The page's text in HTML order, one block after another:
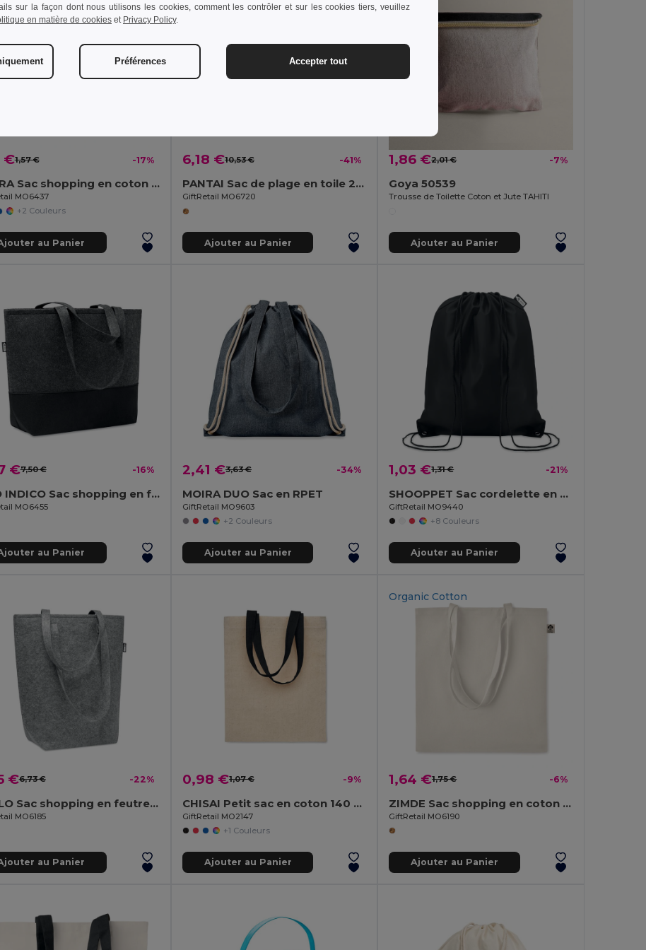
€1,57 € -17%
ZEVRA Sac shopping en coton 140 gr/m²
MO6437
+2 Couleurs
au Panier
6,18 €10,53 € -41%
PANTAI Sac de plage en toile 280 gr/m
GiftRetail MO6720
Ajouter au Panier
1,86 €2,01 € -7%
Goya 50539
Trousse de Toilette Coton et Jute TAHITI
Ajouter au Panier
€7,50 € -16%
DUO INDICO Sac shopping en feutre RPET
MO6455
au Panier
2,41 €3,63 € -34%
MOIRA DUO Sac en RPET
GiftRetail MO9603
+2 Couleurs
Ajouter au Panier
1,03 €1,31 € -21%
SHOOPPET Sac cordelette en PET 190gr
GiftRetail MO9440
+8 Couleurs
Ajouter au Panier
€6,73 € -22%
TASLO Sac shopping en feutre RPET
MO6185
au Panier
0,98 €1,07 € -9%
CHISAI Petit sac en coton 140 gr/m²
GiftRetail MO2147
+1 Couleurs
Ajouter au Panier
Organic Cotton
1,64 €1,75 € -6%
ZIMDE Sac shopping en coton organique
GiftRetail MO6190
Ajouter au Panier
sur la façon dont nous utilisons les cookies, comment les contrôler et sur les cookies tiers, veuillez
en matière de cookies et Privacy Policy.
Préférences Accepter tout